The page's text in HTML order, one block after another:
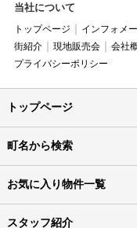
当社について
トップページ インフォメ
街紹介
現地販売会 会社
プライバシーポリシー
トップページ
町名から検索
お気に入り物件一覧
スタッフ紹介